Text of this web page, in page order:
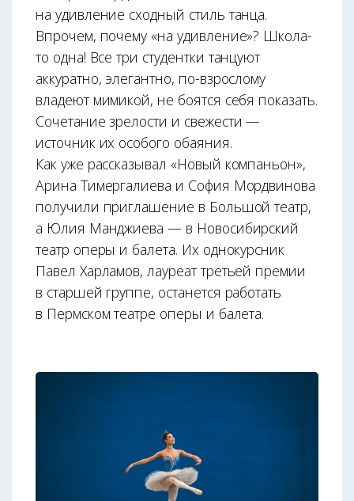
на удивление сходный стиль танца.
Впрочем, почему «на удивление»? Школа-
то одна! Все три студентки танцуют
аккуратно, элегантно, по-взрослому
владеют мимикой, не боятся себя показать.
Сочетание зрелости и свежести —
источник их особого обаяния.
Как уже рассказывал «Новый компаньон»,
Арина Тимергалиева и София Мордвинова
получили приглашение в Большой театр,
а Юлия Манджиева — в Новосибирский
театр оперы и балета. Их однокурсник
Павел Харламов, лауреат третьей премии
в старшей группе, останется работать
в Пермском театре оперы и балета.